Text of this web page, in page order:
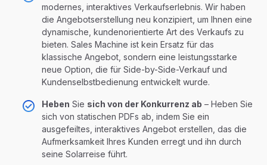
modernes, interaktives Verkaufserlebnis. Wir haben
die Angebotserstellung neu konzipiert, um Ihnen eine
dynamische, kundenorientierte Art des Verkaufs zu
bieten. Sales Machine ist kein Ersatz für das
klassische Angebot, sondern eine leistungsstarke
neue Option, die für Side-by-Side-Verkauf und
Kundenselbstbedienung entwickelt wurde.
Heben Sie sich von der Konkurrenz ab – Heben Sie
sich von statischen PDFs ab, indem Sie ein
ausgefeiltes, interaktives Angebot erstellen, das die
Aufmerksamkeit Ihres Kunden erregt und ihn durch
seine Solarreise führt.